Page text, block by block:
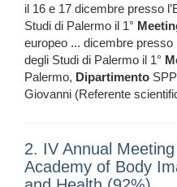
il 16 e 17 dicembre presso
Studi di Palermo il 1°
europeo ... dicembre presso
degli Studi di Palermo il 1°
Palermo, Dipartimento
Giovanni (Referente
2. IV Annual
Academy of Body